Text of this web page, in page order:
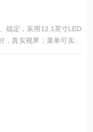
稳定，采用12.1英寸LED
真实视界；菜单可实时
高效；并配备多种存储方